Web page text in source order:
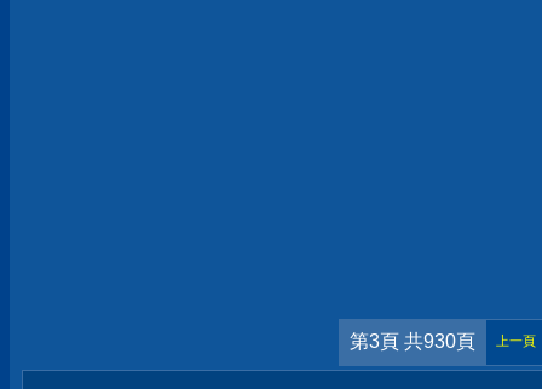
第3頁 共930頁 上一頁